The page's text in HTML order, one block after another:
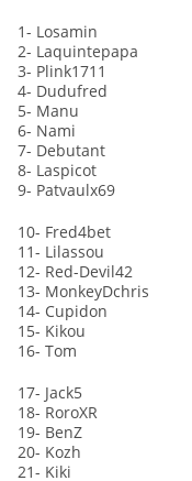
1- Losamin
2- Laquintepapa
3- Plink1711
4- Dudufred
5- Manu
6- Nami
7- Debutant
8- Laspicot
9- Patvaulx69
10- Fred4bet
11- Lilassou
12- Red-Devil42
13- MonkeyDchris
14- Cupidon
15- Kikou
16- Tom
17- Jack5
18- RoroXR
19- BenZ
20- Kozh
21- Kiki